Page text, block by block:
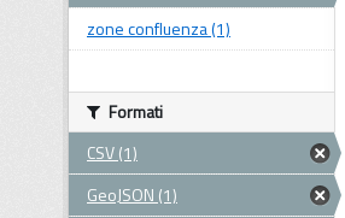
zone confluenza (1)
Formati
CSV (1)
GeoJSON (1)